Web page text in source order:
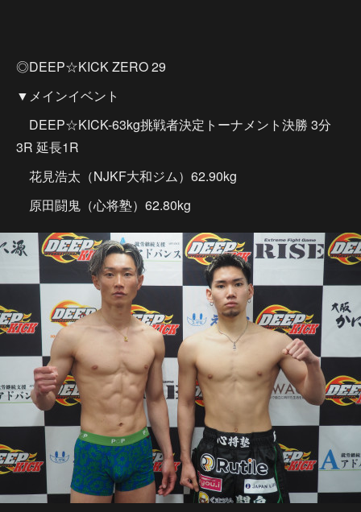
◎DEEP☆KICK ZERO 29
▼メインイベント
DEEP☆KICK-63kg挑戦者決定トーナメント決勝 3分
3R 延長1R
花見浩太（NJKF大和ジム）62.90kg
原田闘鬼（心将塾）62.80kg